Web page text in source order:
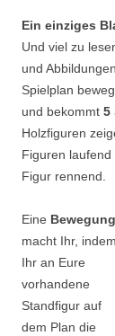
Ein einziges
Und viel zu
und
Spielplan
und bekommt 5
Holzfiguren
Figuren
Figur rennend.
Eine Bewegung
macht Ihr, indem
Ihr an Eure
vorhandene
Standfigur auf
dem Plan die